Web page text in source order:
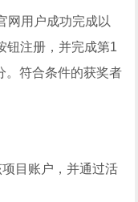
网用户成功完成以
钮注册，并完成第1
。符合条件的获奖者
目账户，并通过活